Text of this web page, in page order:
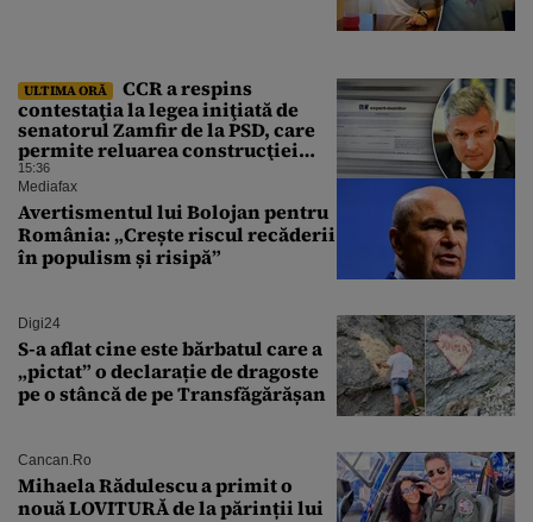
ULTIMA ORĂ
CCR a respins
contestaţia la legea iniţiată de
senatorul Zamfir de la PSD, care
permite reluarea construcţiei
hidrocentralelor din zonele
protejate
15:36
Mediafax
Avertismentul lui Bolojan pentru
România: „Crește riscul recăderii
în populism și risipă”
Digi24
S-a aflat cine este bărbatul care a
„pictat” o declarație de dragoste
pe o stâncă de pe Transfăgărășan
Cancan.ro
Mihaela Rădulescu a primit o
nouă LOVITURĂ de la părinții lui